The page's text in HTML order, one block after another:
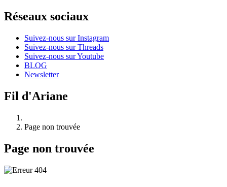
Réseaux sociaux
Suivez-nous sur Instagram
Suivez-nous sur Threads
Suivez-nous sur Youtube
BLOG
Newsletter
Fil d'Ariane
Page non trouvée
Page non trouvée